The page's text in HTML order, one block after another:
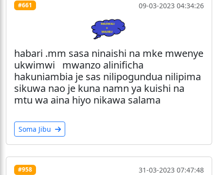
#661 09-03-2023 04:34:26
habari .mm sasa ninaishi na mke mwenye
ukwimwi mwanzo alinificha
hakuniambia je sas nilipogundua nilipima
sikuwa nao je kuna namn ya kuishi na
mtu wa aina hiyo nikawa salama
Soma Jibu
#958 31-03-2023 07:47:48